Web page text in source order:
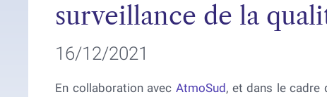
surveillance de la
16/12/2021
En collaboration avec AtmoSud, et dans le cadre